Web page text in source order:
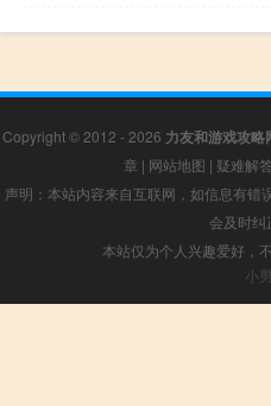
Copyright © 2012 - 2026 力友和游戏攻略
章 | 网站地图 | 疑难解答
声明：本站内容来自互联网，如信息有
会及时纠
本站仅为个人兴趣爱好，
小